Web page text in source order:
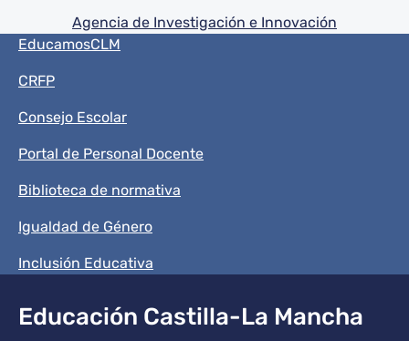
Agencia de Investigación e Innovación
Menú del pie
EducamosCLM
CRFP
Consejo Escolar
Portal de Personal Docente
Biblioteca de normativa
Igualdad de Género
Inclusión Educativa
Educación Castilla-La Mancha